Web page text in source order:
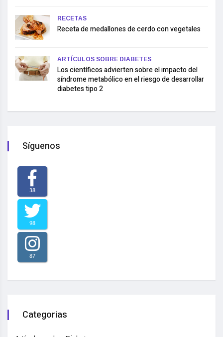
RECETAS
Receta de medallones de cerdo con vegetales
ARTÍCULOS SOBRE DIABETES
Los científicos advierten sobre el impacto del
síndrome metabólico en el riesgo de desarrollar
diabetes tipo 2
Síguenos
38
98
87
Categorias